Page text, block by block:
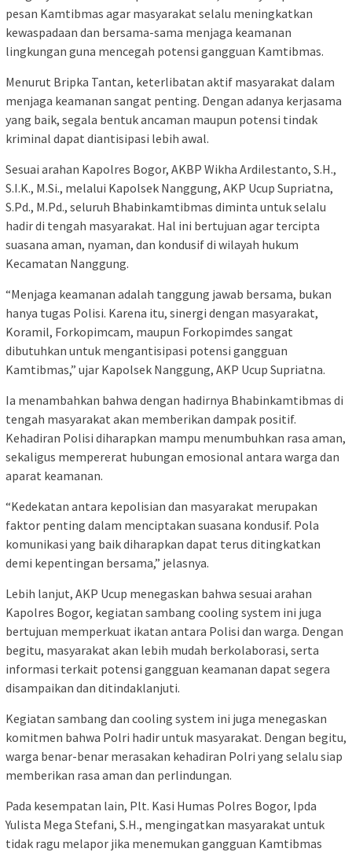
pesan Kamtibmas agar masyarakat selalu meningkatkan
kewaspadaan dan bersama-sama menjaga keamanan
lingkungan guna mencegah potensi gangguan Kamtibmas.
Menurut Bripka Tantan, keterlibatan aktif masyarakat dalam
menjaga keamanan sangat penting. Dengan adanya kerjasama
yang baik, segala bentuk ancaman maupun potensi tindak
kriminal dapat diantisipasi lebih awal.
Sesuai arahan Kapolres Bogor, AKBP Wikha Ardilestanto, S.H.,
S.I.K., M.Si., melalui Kapolsek Nanggung, AKP Ucup Supriatna,
S.Pd., M.Pd., seluruh Bhabinkamtibmas diminta untuk selalu
hadir di tengah masyarakat. Hal ini bertujuan agar tercipta
suasana aman, nyaman, dan kondusif di wilayah hukum
Kecamatan Nanggung.
“Menjaga keamanan adalah tanggung jawab bersama, bukan
hanya tugas Polisi. Karena itu, sinergi dengan masyarakat,
Koramil, Forkopimcam, maupun Forkopimdes sangat
dibutuhkan untuk mengantisipasi potensi gangguan
Kamtibmas,” ujar Kapolsek Nanggung, AKP Ucup Supriatna.
Ia menambahkan bahwa dengan hadirnya Bhabinkamtibmas di
tengah masyarakat akan memberikan dampak positif.
Kehadiran Polisi diharapkan mampu menumbuhkan rasa aman,
sekaligus mempererat hubungan emosional antara warga dan
aparat keamanan.
“Kedekatan antara kepolisian dan masyarakat merupakan
faktor penting dalam menciptakan suasana kondusif. Pola
komunikasi yang baik diharapkan dapat terus ditingkatkan
demi kepentingan bersama,” jelasnya.
Lebih lanjut, AKP Ucup menegaskan bahwa sesuai arahan
Kapolres Bogor, kegiatan sambang cooling system ini juga
bertujuan memperkuat ikatan antara Polisi dan warga. Dengan
begitu, masyarakat akan lebih mudah berkolaborasi, serta
informasi terkait potensi gangguan keamanan dapat segera
disampaikan dan ditindaklanjuti.
Kegiatan sambang dan cooling system ini juga menegaskan
komitmen bahwa Polri hadir untuk masyarakat. Dengan begitu,
warga benar-benar merasakan kehadiran Polri yang selalu siap
memberikan rasa aman dan perlindungan.
Pada kesempatan lain, Plt. Kasi Humas Polres Bogor, Ipda
Yulista Mega Stefani, S.H., mengingatkan masyarakat untuk
tidak ragu melapor jika menemukan gangguan Kamtibmas